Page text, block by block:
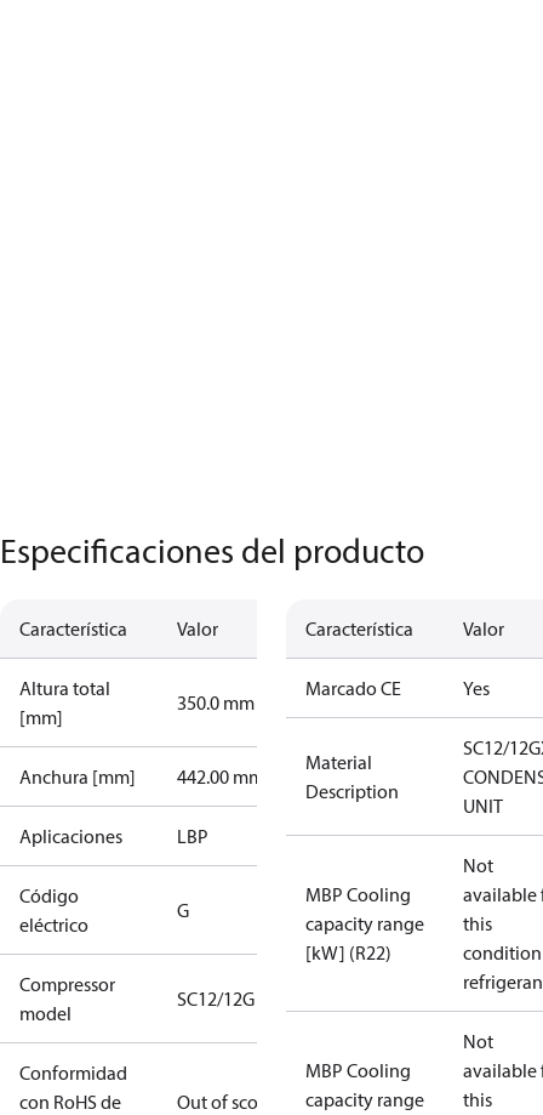
Especificaciones del producto
Característica Valor
Altura total
[mm]
350.0 mm
Anchura [mm] 442.00 mm
Aplicaciones LBP
Código
eléctrico
G
Compressor
model
SC12/12G
Conformidad
con RoHS de
Out of scope
Característica Valor
Marcado CE Yes
Material
Description
SC12/
UNIT
MBP Cooling
capacity range
[kW] (R22)
Not
available
this
MBP Cooling
capacity range
Not
available
this